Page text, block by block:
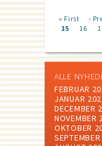
Pagination
First
page
« First ‹
Current
15 Page
16
ALLE
FEBRUAR
JANUAR
DECEMBER
NOVEMBER
OKTOBER